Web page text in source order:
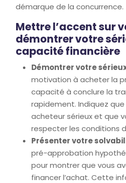
démarque de la concurrence.
Mettre l’accent sur
démontrer votre
capacité financière
Démontrer votre
motivation à acheter la
capacité à conclure la
rapidement. Indiquez
acheteur sérieux et que
respecter les conditions
Présenter votre
pré-approbation
pour montrer que vous
financer l’achat. Cette